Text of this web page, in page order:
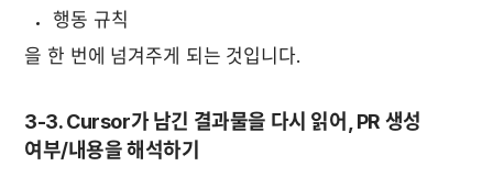
행동 규칙
을 한 번에 넘겨주게 되는 것입니다.
3-3. Cursor가 남긴 결과물을 다시 읽어, PR 생성
여부/내용을 해석하기